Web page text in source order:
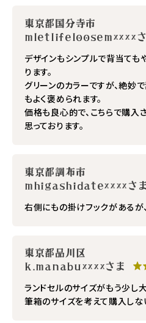
東京都国分寺市
mletlifeloosem××××
デザインもシンプルで背当ても
ります。
グリーンのカラーですが、絶妙
もよく褒められます。
価格も良心的で、こちらで購入
思っております。
東京都調布市
mhigashidate××××さ
右側にもの掛けフックがあるが
東京都品川区
k.manabu××××さま
ランドセルのサイズがもう少し
筆箱のサイズを考えて購入しな